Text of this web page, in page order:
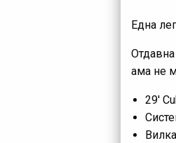
Една
ама не
29′